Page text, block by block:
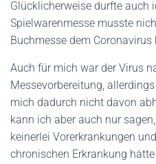
Glücklicherweise durfte auch
Spielwarenmesse musste
Buchmesse dem Coronavirus
Auch für mich war der Virus
Messevorbereitung,
mich dadurch nicht davon
kann ich aber auch nur
keinerlei Vorerkrankungen
chronischen Erkrankung